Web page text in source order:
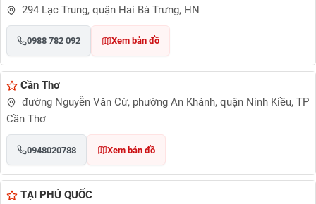
294 Lạc Trung, quận Hai Bà Trưng, HN
0988 782 092 Xem bản đồ
Cần Thơ
đường Nguyễn Văn Cừ, phường An Khánh, quận Ninh Kiều, TP
Cần Thơ
0948020788 Xem bản đồ
TẠI PHÚ QUỐC